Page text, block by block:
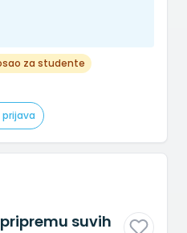
za studente
prijava
suvih